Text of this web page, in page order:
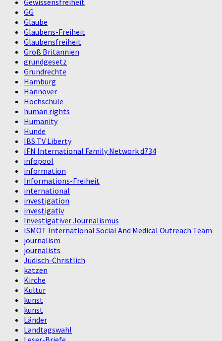
GG
Glaube
Glaubens-Freiheit
Glaubensfreiheit
Groß Britannien
grundgesetz
Grundrechte
Hamburg
Hannover
Hochschule
human rights
Humanity
Hunde
IBS TV Liberty
IFN International Family Network d734
infopool
information
Informations-Freiheit
international
investigation
investigativ
Investigativer Journalismus
ISMOT International Social And Medical Outreach Team
journalism
journalists
Jüdisch-Christlich
katzen
Kirche
Kultur
kunst
kunst
Länder
Landtagswahl